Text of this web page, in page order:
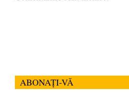
ABONAȚI-VĂ